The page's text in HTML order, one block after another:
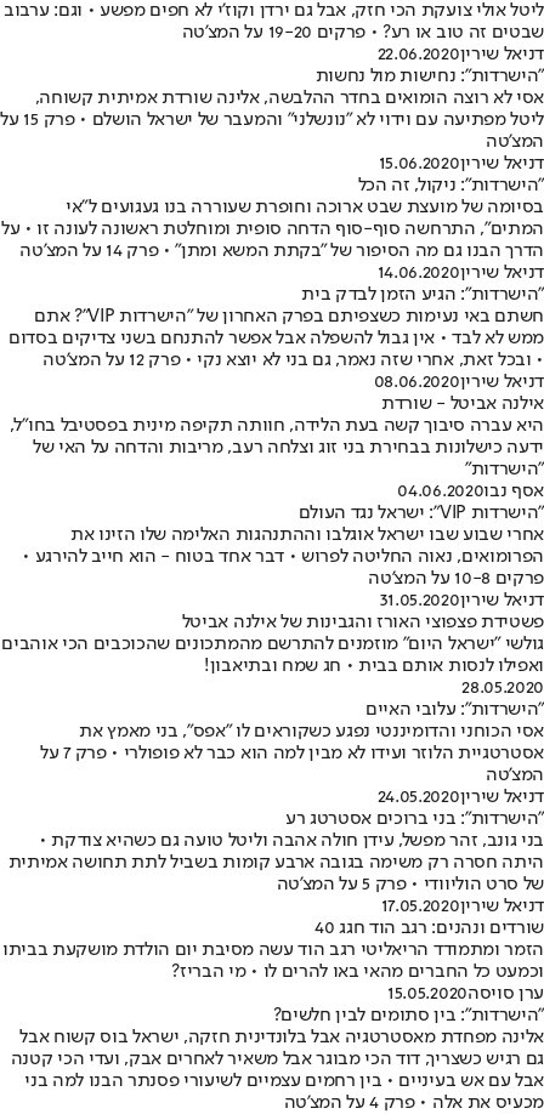
ליטל אולי צועקת הכי חזק, אבל גם ירדן וקוז'י לא חפים מפשע • וגם: ערבוב
שבטים זה טוב או רע? • פרקים 19-20 על המצ'טה
דניאל שירין22.06.2020
"הישרדות": נחישות מול נחשות
אסי לא רוצה הומואים בחדר ההלבשה, אלינה שורדת אמיתית קשוחה,
ליטל מפתיעה עם וידוי לא "נונשלני" והמעבר של ישראל הושלם • פרק 15 על
המצ'טה
דניאל שירין15.06.2020
"הישרדות": ניקול, זה הכל
בסיומה של מועצת שבט ארוכה וחופרת שעוררה בנו געגועים ל"אי
המתים", התרחשה סוף-סוף הדחה סופית ומוחלטת ראשונה לעונה זו • על
הדרך הבנו גם מה הסיפור של "בקתת המשא ומתן" • פרק 14 על המצ'טה
דניאל שירין14.06.2020
"הישרדות": הגיע הזמן לבדק בית
חשתם באי נעימות כשצפיתם בפרק האחרון של "הישרדות VIP"? אתם
ממש לא לבד • אין גבול להשפלה אבל אפשר להתנחם בשני צדיקים בסדום
• ובכל זאת, אחרי שזה נאמר, גם בני לא יוצא נקי • פרק 12 על המצ'טה
דניאל שירין08.06.2020
אילנה אביטל - שורדת
היא עברה סיבוך קשה בעת הלידה, חוותה תקיפה מינית בפסטיבל בחו"ל,
ידעה כישלונות בבחירת בני זוג וצלחה רעב, מריבות והדחה על האי של
"הישרדות"
אסף נבו04.06.2020
"הישרדות VIP": ישראל נגד העולם
אחרי שבוע שבו ישראל אוגלבו וההתנהגות האלימה שלו הזינו את
הפרומואים, נאוה החליטה לפרוש • דבר אחד בטוח - הוא חייב להירגע •
פרקים 10-8 על המצ'טה
דניאל שירין31.05.2020
פשטידת פצפוצי האורז והגבינות של אילנה אביטל
גולשי "ישראל היום" מוזמנים להתרשם מהמתכונים שהכוכבים הכי אוהבים
ואפילו לנסות אותם בבית • חג שמח ובתיאבון!
28.05.2020
"הישרדות": עלובי האיים
אסי הכוחני והדומיננטי נפגע כשקוראים לו "אפס", בני מאמץ את
אסטרטגיית הלוזר ועידו לא מבין למה הוא כבר לא פופולרי • פרק 7 על
המצ'טה
דניאל שירין24.05.2020
"הישרדות": בני ברוכים אסטרטג רע
בני גונב, זהר מפשל, עידן חולה אהבה וליטל טועה גם כשהיא צודקת •
היתה חסרה רק משימה בגובה ארבע קומות בשביל לתת תחושה אמיתית
של סרט הוליוודי • פרק 5 על המצ'טה
דניאל שירין17.05.2020
שורדים ונהנים: רגב הוד חגג 40
הזמר ומתמודד הריאליטי רגב הוד עשה מסיבת יום הולדת מושקעת בביתו
וכמעט כל החברים מהאי באו להרים לו • מי הבריז?
ערן סויסה15.05.2020
"הישרדות": בין סתומים לבין חלשים?
אלינה מפחדת מאסטרטגיה אבל בלונדינית חזקה, ישראל בוס קשוח אבל
גם רגיש כשצריך, דוד הכי מבוגר אבל משאיר לאחרים אבק, ועדי הכי קטנה
אבל עם אש בעיניים • בין רחמים עצמיים לשיעורי פסנתר הבנו למה בני
מכעיס את אלה • פרק 4 על המצ'טה